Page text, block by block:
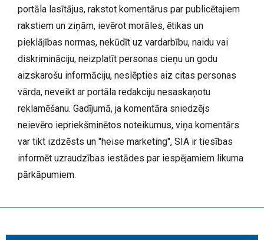
portāla lasītājus, rakstot komentārus par publicētajiem
rakstiem un ziņām, ievērot morāles, ētikas un
pieklājības normas, nekūdīt uz vardarbību, naidu vai
diskrimināciju, neizplatīt personas cieņu un godu
aizskarošu informāciju, neslēpties aiz citas personas
vārda, neveikt ar portāla redakciju nesaskaņotu
reklamēšanu. Gadījumā, ja komentāra sniedzējs
neievēro iepriekšminētos noteikumus, viņa komentārs
var tikt izdzēsts un "heise marketing", SIA ir tiesības
informēt uzraudzības iestādes par iespējamiem likuma
pārkāpumiem.